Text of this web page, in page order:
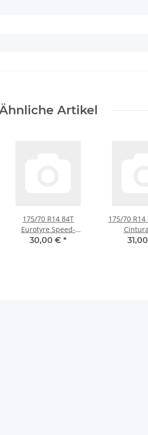
Artikel
175/70 R14 84T
Eurotyre Speed-
Evolution
30,00 € *
175/70